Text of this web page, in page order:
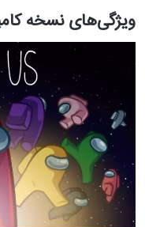
ویژگی‌های نسخه